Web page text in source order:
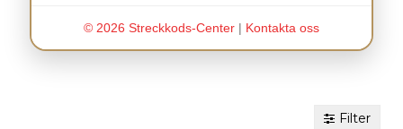
© 2026 Streckkods-Center | Kontakta oss
Filter